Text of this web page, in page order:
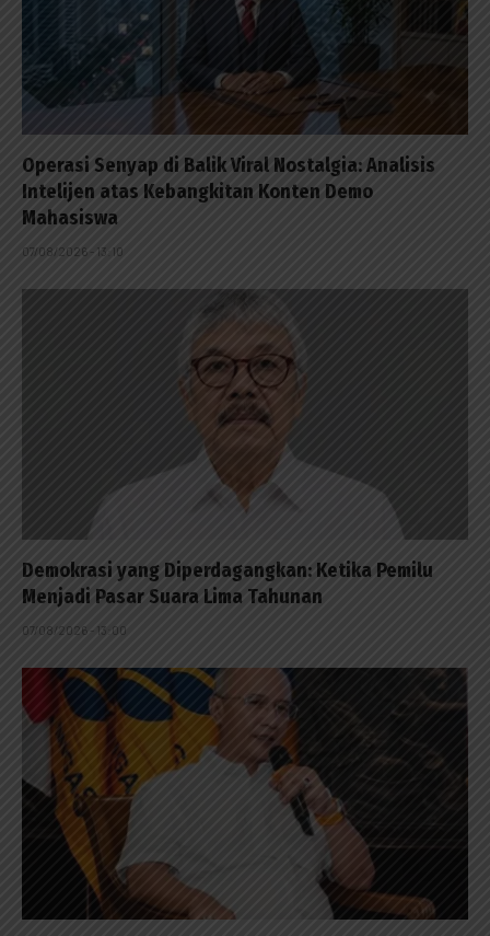
Operasi Senyap di Balik Viral Nostalgia: Analisis
Intelijen atas Kebangkitan Konten Demo
Mahasiswa
07/08/2026 - 13:10
Demokrasi yang Diperdagangkan: Ketika Pemilu
Menjadi Pasar Suara Lima Tahunan
07/08/2026 - 13:00